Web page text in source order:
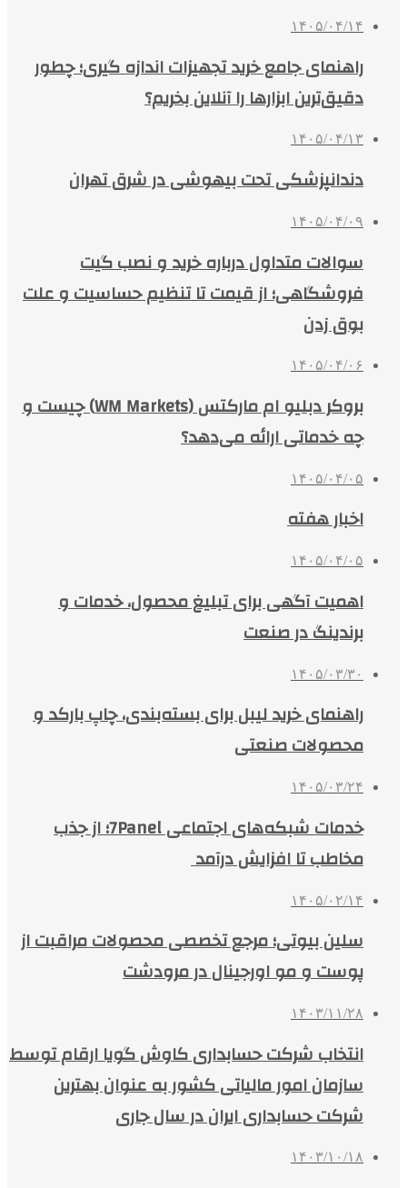
۱۴۰۵/۰۴/۱۴
راهنمای جامع خرید تجهیزات اندازه گیری؛ چطور
دقیق‌ترین ابزارها را آنلاین بخریم؟
۱۴۰۵/۰۴/۱۳
دندانپزشکی تحت بیهوشی در شرق تهران
۱۴۰۵/۰۴/۰۹
سوالات متداول درباره خرید و نصب گیت
فروشگاهی؛ از قیمت تا تنظیم حساسیت و علت
بوق زدن
۱۴۰۵/۰۴/۰۶
بروکر دبلیو ام مارکتس (WM Markets) چیست و
چه خدماتی ارائه می‌دهد؟
۱۴۰۵/۰۴/۰۵
اخبار هفته
۱۴۰۵/۰۴/۰۵
اهمیت آگهی برای تبلیغ محصول، خدمات و
برندینگ در صنعت
۱۴۰۵/۰۳/۳۰
راهنمای خرید لیبل برای بسته‌بندی، چاپ بارکد و
محصولات صنعتی
۱۴۰۵/۰۳/۲۴
خدمات شبکه‌های اجتماعی 7Panel؛ از جذب
مخاطب تا افزایش درآمد
۱۴۰۵/۰۲/۱۴
سلین بیوتی؛ مرجع تخصصی محصولات مراقبت از
پوست و مو اورجینال در مرودشت
۱۴۰۳/۱۱/۲۸
انتخاب شرکت حسابداری کاوش گویا ارقام توسط
سازمان امور مالیاتی کشور به عنوان بهترین
شرکت حسابداری ایران در سال جاری
۱۴۰۳/۱۰/۱۸